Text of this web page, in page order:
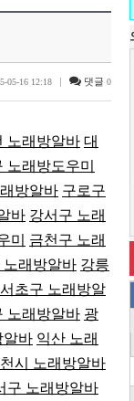
05-16 12:18 | 댓글 0
노래방알바 대
노래방도우미
방알바 구로구
바 강서구 노래
미
금천구 노래
노래방알바 강릉
서초구 노래방알
노래방알바 광
알바 익산 노래
시 노래방알바
구 노래방알바